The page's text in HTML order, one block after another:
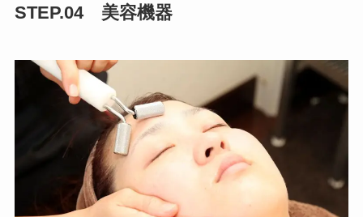
STEP.04 美容機器